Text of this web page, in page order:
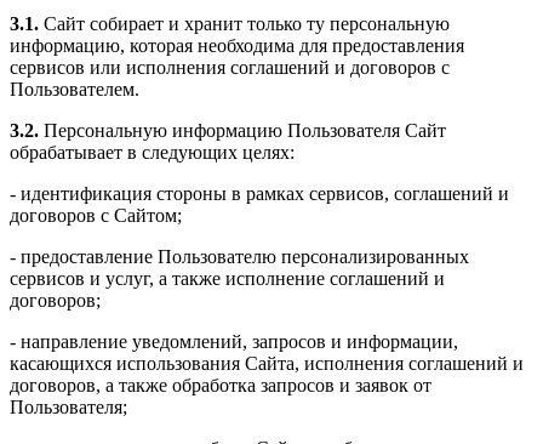
3.1. Сайт собирает и хранит только ту персональную
информацию, которая необходима для предоставления
сервисов или исполнения соглашений и договоров с
Пользователем.
3.2. Персональную информацию Пользователя Сайт
обрабатывает в следующих целях:
- идентификация стороны в рамках сервисов, соглашений и
договоров с Сайтом;
- предоставление Пользователю персонализированных
сервисов и услуг, а также исполнение соглашений и
договоров;
- направление уведомлений, запросов и информации,
касающихся использования Сайта, исполнения соглашений и
договоров, а также обработка запросов и заявок от
Пользователя;